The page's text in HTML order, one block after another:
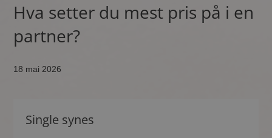
Hva setter du mest pris på i en
partner?
18 mai 2026
Single synes